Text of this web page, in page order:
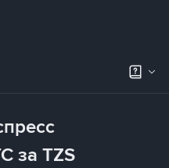
за TZS